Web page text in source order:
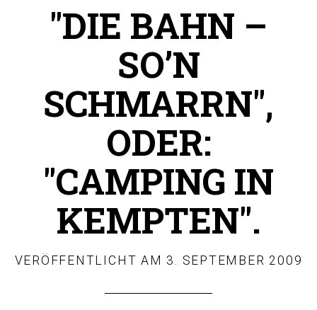
"DIE BAHN –
SO’N
SCHMARRN",
ODER:
"CAMPING IN
KEMPTEN".
VERÖFFENTLICHT AM 3. SEPTEMBER 2009